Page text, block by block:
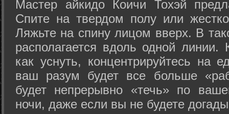
Мастер айкидо Коичи Тохэй
Спите на твердом полу или
Ляжьте на спину лицом вверх. В
располагается вдоль одной
как уснуть, концентрируйтесь на
ваш разум будет все больше
будет непрерывно «течь» по
ночи, даже если вы не будете